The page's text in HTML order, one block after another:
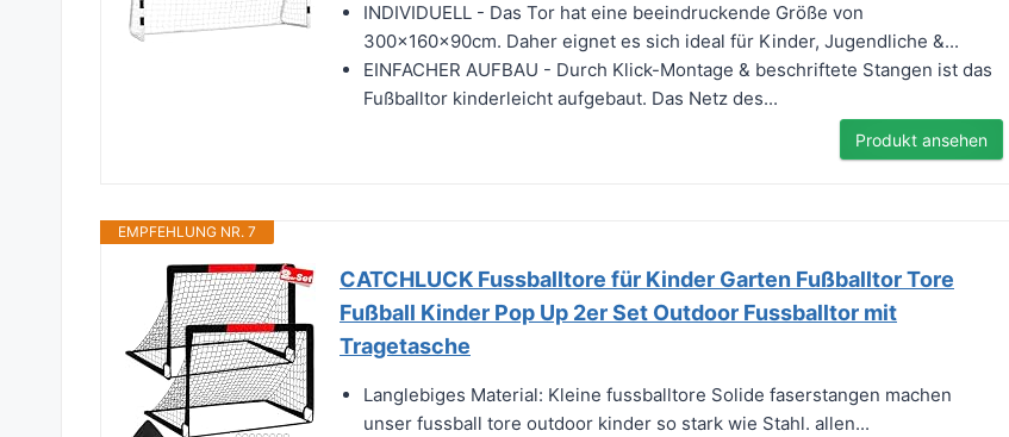
INDIVIDUELL - Das Tor hat eine beeindruckende Größe von
300x160x90cm. Daher eignet es sich ideal für Kinder, Jugendliche &...
EINFACHER AUFBAU - Durch Klick-Montage & beschriftete Stangen ist das
Fußballtor kinderleicht aufgebaut. Das Netz des...
Produkt ansehen
EMPFEHLUNG NR. 7
CATCHLUCK Fussballtore für Kinder Garten Fußballtor Tore
Fußball Kinder Pop Up 2er Set Outdoor Fussballtor mit
Tragetasche
Langlebiges Material: Kleine fussballtore Solide faserstangen machen
unser fussball tore outdoor kinder so stark wie Stahl. allen...